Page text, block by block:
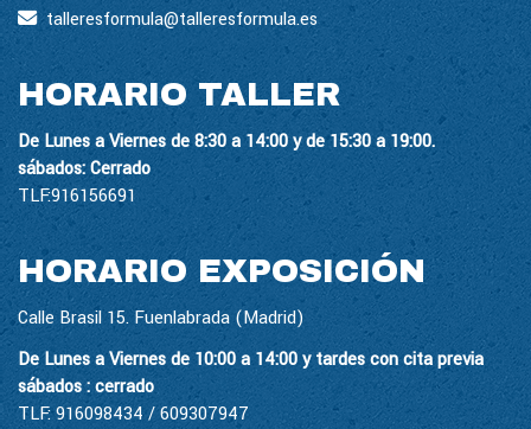
talleresformula
talleresformula.es
HORARIO TALLER
De Lunes a Viernes de 8:30 a 14:00 y de 15:30 a 19:00.
sábados: Cerrado
TLF:916156691
HORARIO EXPOSICIÓN
Calle Brasil 15. Fuenlabrada (Madrid)
De Lunes a Viernes de 10:00 a 14:00 y tardes con cita previa
sábados : cerrado
TLF: 916098434 / 609307947